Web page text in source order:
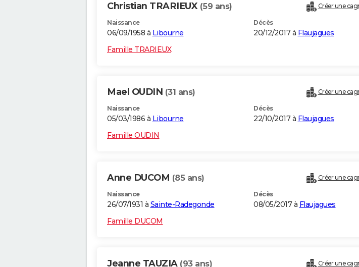
Christian TRARIEUX (59 ans) Créer une
Naissance
06/09/1958 à Libourne
Décès
20/12/2017 à Flaujagues
Famille TRARIEUX
Mael OUDIN (31 ans) Créer une
Naissance
05/03/1986 à Libourne
Décès
22/10/2017 à Flaujagues
Famille OUDIN
Anne DUCOM (85 ans) Créer une
Naissance
26/07/1931 à Sainte-Radegonde
Décès
08/05/2017 à Flaujagues
Famille DUCOM
Jeanne TAUZIA (93 ans) Créer une